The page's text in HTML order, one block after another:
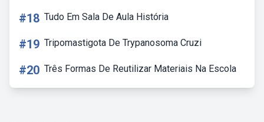
#18 Tudo Em Sala De Aula História
#19 Tripomastigota De Trypanosoma Cruzi
#20 Três Formas De Reutilizar Materiais Na Escola